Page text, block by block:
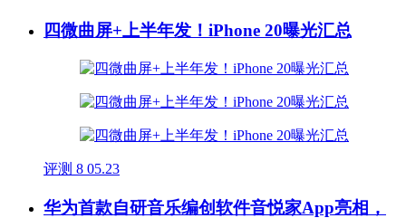
四微曲屏+上半年发！iPhone 20曝光汇总
评测 8 05.23
华为首款自研音乐编创软件音悦家App亮相，